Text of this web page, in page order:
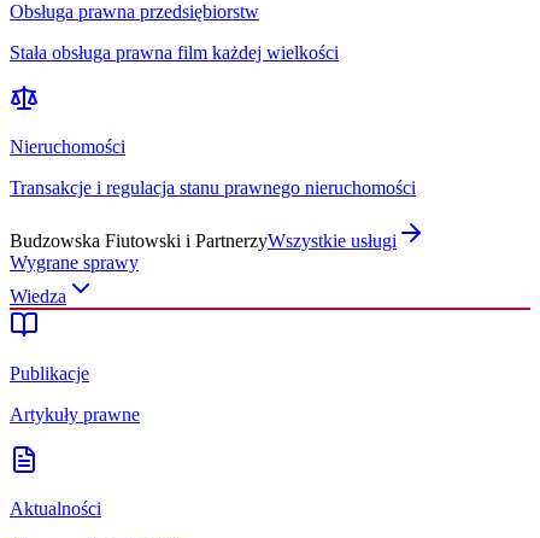
Obsługa prawna przedsiębiorstw
Stała obsługa prawna film każdej wielkości
Nieruchomości
Transakcje i regulacja stanu prawnego nieruchomości
Budzowska Fiutowski i PartnerzyWszystkie usługi
Wygrane sprawy
Wiedza
Publikacje
Artykuły prawne
Aktualności